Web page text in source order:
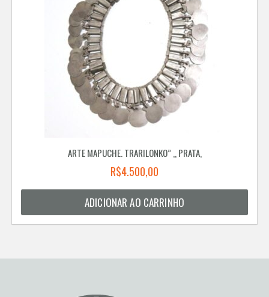
ARTE MAPUCHE. TRARILONKO” ,, PRATA,
R$4.500,00
ADICIONAR AO CARRINHO